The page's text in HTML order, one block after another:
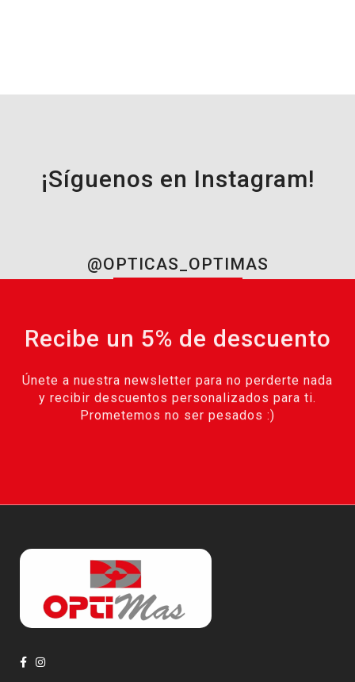
¡Síguenos en Instagram!
@OPTICAS_OPTIMAS
Recibe un 5% de descuento
Únete a nuestra newsletter para no perderte nada
y recibir descuentos personalizados para ti.
Prometemos no ser pesados :)